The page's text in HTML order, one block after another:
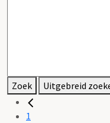
Zoek Uitgebreid
1